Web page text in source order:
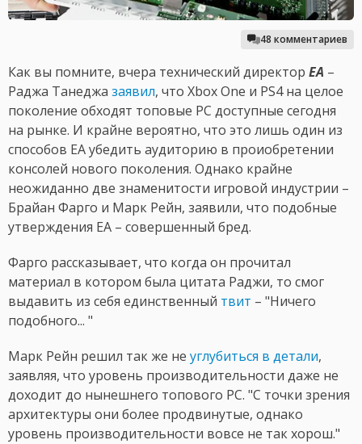
48 комментариев
Как вы помните, вчера технический директор EA –
Раджа Танеджа заявил, что Xbox One и PS4 на целое
поколение обходят топовые PC доступные сегодня
на рынке. И крайне вероятно, что это лишь один из
способов EA убедить аудиторию в проиобретении
консолей нового поколения. Однако крайне
неожиданно две знаменитости игровой индустрии –
Брайан Фарго и Марк Рейн, заявили, что подобные
утверждения EA – совершенный бред.
Фарго рассказывает, что когда он прочитал
материал в котором была цитата Раджи, то смог
выдавить из себя единственный твит – "Ничего
подобного... "
Марк Рейн решил так же не углубиться в детали,
заявляя, что уровень производительности даже не
доходит до нынешнего топового PC. "С точки зрения
архитектуры они более продвинутые, однако
уровень производительности вовсе не так хорош."